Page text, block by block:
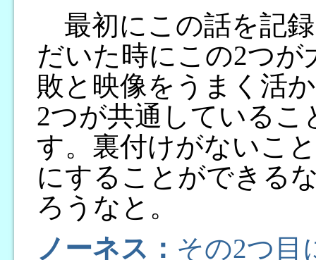
最初にこの話を記
だいた時にこの2つ
敗と映像をうまく活
2つが共通している
す。裏付けがないこ
にすることができる
ろうなと。
ノーネス： その2つ目